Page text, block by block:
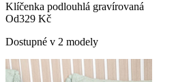
Klíčenka podlouhlá gravírovaná
Od329 Kč
Dostupné v 2 modely